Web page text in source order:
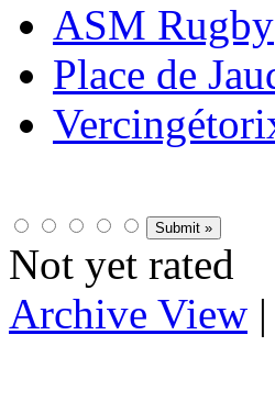
ASM Rugby
Place de
Not yet rated
Archive View